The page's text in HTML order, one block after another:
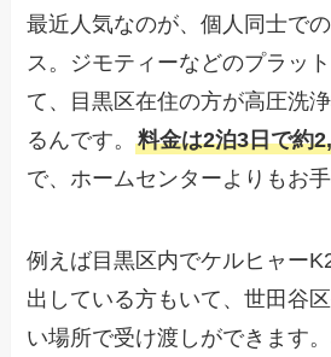
最近人気なのが、個人同士で
ス。ジモティーなどのプラッ
て、目黒区在住の方が高圧洗
るんです。料金は2泊3日で約
で、ホームセンターよりもお手
例えば目黒区内でケルヒャー
出している方もいて、世田谷
い場所で受け渡しができます